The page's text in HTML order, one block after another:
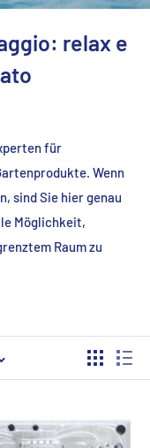
relax e
für
Wenn
sind Sie hier genau
Möglichkeit,
Raum zu